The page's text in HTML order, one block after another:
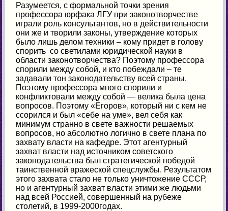
Разумеется, с формальной точки зрения
профессора юрфака ЛГУ при законотворчестве
играли роль консультантов, но в действительности
они же и творили законы, утверждение которых
было лишь делом техники – кому придет в голову
спорить со светилами юридической науки в
области законотворчества? Поэтому профессора
спорили между собой, и кто побеждали – те
задавали тон законодательству всей страны.
Поэтому профессора много спорили и
конфликтовали между собой — велика была цена
вопросов. Поэтому «Егоров», который ни с кем не
ссорился и был «себе на уме», вел себя как
минимум странно в свете важности решаемых
вопросов, но абсолютно логично в свете плана по
захвату власти на кафедре. Этот агентурный
захват власти над источником советского
законодательства был стратегической победой
таинственной вражеской спецслужбы. Результатом
этого захвата стало не только уничтожение СССР,
но и агентурный захват власти этими же людьми
над всей Россией, совершенный на рубеже
столетий, в 1999-2000годах.